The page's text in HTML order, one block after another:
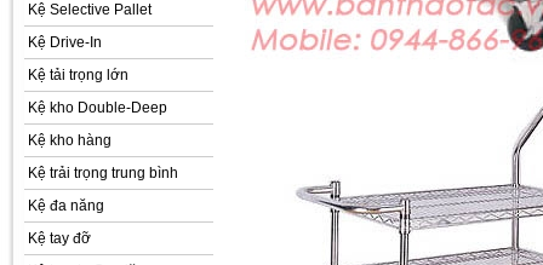
Kệ Selective Pallet
Kệ Drive-In
Kệ tải trọng lớn
Kệ kho Double-Deep
Kệ kho hàng
Kệ trải trọng trung bình
Kệ đa năng
Kệ tay đỡ